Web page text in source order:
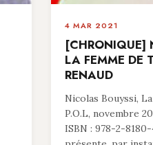
4 MAR 2021
[CHRONIQUE]
LA FEMME DE
RENAUD
Nicolas Bouyssi,
P.O.L, novembre
ISBN : 978-2-